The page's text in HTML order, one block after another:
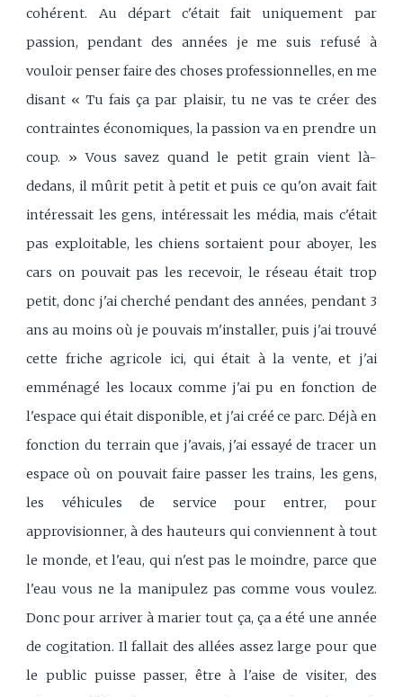
cohérent. Au départ c'était fait uniquement par
passion, pendant des années je me suis refusé à
vouloir penser faire des choses professionnelles, en me
disant « Tu fais ça par plaisir, tu ne vas te créer des
contraintes économiques, la passion va en prendre un
coup. » Vous savez quand le petit grain vient là-
dedans, il mûrit petit à petit et puis ce qu'on avait fait
intéressait les gens, intéressait les média, mais c'était
pas exploitable, les chiens sortaient pour aboyer, les
cars on pouvait pas les recevoir, le réseau était trop
petit, donc j'ai cherché pendant des années, pendant 3
ans au moins où je pouvais m'installer, puis j'ai trouvé
cette friche agricole ici, qui était à la vente, et j'ai
emménagé les locaux comme j'ai pu en fonction de
l'espace qui était disponible, et j'ai créé ce parc. Déjà en
fonction du terrain que j'avais, j'ai essayé de tracer un
espace où on pouvait faire passer les trains, les gens,
les véhicules de service pour entrer, pour
approvisionner, à des hauteurs qui conviennent à tout
le monde, et l'eau, qui n'est pas le moindre, parce que
l'eau vous ne la manipulez pas comme vous voulez.
Donc pour arriver à marier tout ça, ça a été une année
de cogitation. Il fallait des allées assez large pour que
le public puisse passer, être à l'aise de visiter, des